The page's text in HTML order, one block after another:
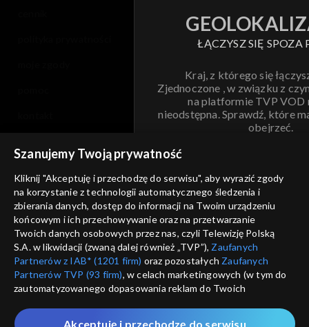
ŁĄCZYSZ SIĘ SPOZA
Kraj, z którego się
Zjednoczone , w związku z
na platformie TVP VOD
nieodstępna. Sprawdź, które
obejrzeć.
ANULUJ
informacje o dostawcy usług
Szanujemy Twoją prywatność
Kliknij "Akceptuję i przechodzę do serwisu", aby wyrazić zgody
na korzystanie z technologii automatycznego śledzenia i
zbierania danych, dostęp do informacji na Twoim urządzeniu
końcowym i ich przechowywanie oraz na przetwarzanie
Twoich danych osobowych przez nas, czyli Telewizję Polską
S.A. w likwidacji (zwaną dalej również „TVP”), Zaufanych
Partnerów z IAB* (1201 firm) oraz pozostałych Zaufanych
Partnerów TVP (93 firm), w celach marketingowych (w tym do
zautomatyzowanego dopasowania reklam do Twoich
które wskazujemy poniżej, a także zgody na udostępnianie
Akceptuję i przechodzę do serwisu